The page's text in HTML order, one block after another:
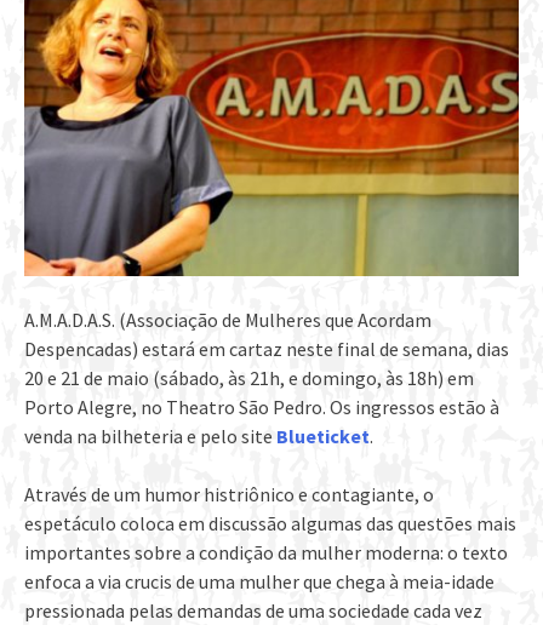
A.M.A.D.A.S. (Associação de Mulheres que Acordam
Despencadas) estará em cartaz neste final de semana, dias
20 e 21 de maio (sábado, às 21h, e domingo, às 18h) em
Porto Alegre, no Theatro São Pedro. Os ingressos estão à
venda na bilheteria e pelo site Blueticket.
Através de um humor histriônico e contagiante, o
espetáculo coloca em discussão algumas das questões mais
importantes sobre a condição da mulher moderna: o texto
enfoca a via crucis de uma mulher que chega à meia-idade
pressionada pelas demandas de uma sociedade cada vez